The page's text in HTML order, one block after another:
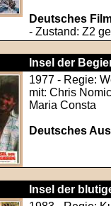
Deutsches
- Zustand: Z2
Insel der
1977 - Regie:
mit: Chris
Maria Consta
Deutsches
Insel der